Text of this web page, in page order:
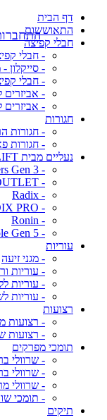
דף הבית
התאוששות
חבלי קפיצה
- חבלי
- סייקלון
- חבלי
- אביזרים
- אביזרים
חגורות
- חגורות
- חגורות
נעליים מבית NOTORIOUS LIFT
- Notorious Lifters Gen 3
- OUTLET
- Radix
- RADIX PRO
- Ronin
- Sumo Sole Gen 5
עוריות
- מגני זיעה
- עוריות
- עוריות
- עוריות
רצועות
- רצועות
- רצועות
תומכי מפרקים
- שרוולי
- שרוולי
- שרוולי
- תומכי
תיקים